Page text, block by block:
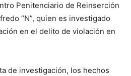
Penitenciario de Reinserción
“N”, quien es investigado
en el delito de violación en
de investigación, los hechos